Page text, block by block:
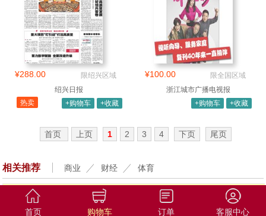
¥288.00
限绍兴区域
绍兴日报
热卖
+购物车 +收藏
¥100.00
限全国区域
浙江城市广播电视报
+购物车
+收藏
首页 上页 1 2 3 4 下页 尾页
相关推荐 商业 财经 体育
首页 购物车 订单 客服中心